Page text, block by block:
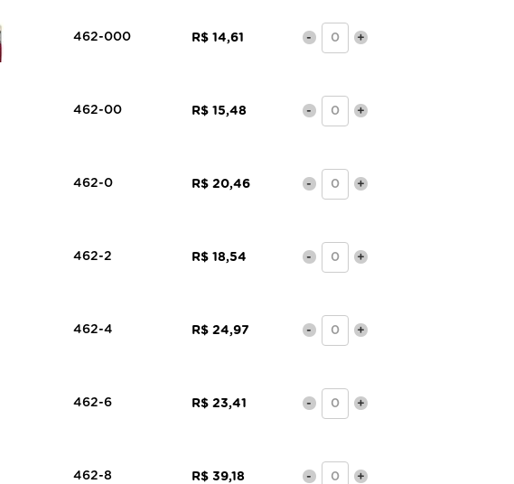
462-000 R$ 14,61 - +
462-00 R$ 15,48 - +
462-0 R$ 20,46 - +
462-2 R$ 18,54 - +
462-4 R$ 24,97 - +
462-6 R$ 23,41 - +
462-8 R$ 39,18 - +